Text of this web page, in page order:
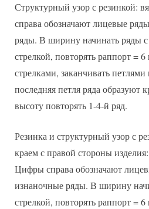
Структурный узор с резинкой:
справа обозначают лицевые
ряды. В ширину начинать ряды с
стрелкой, повторять раппорт =
стрелками, заканчивать
последняя петля ряда
высоту повторять 1-4-й ряд.
Резинка и структурный узор с
краем с правой стороны
Цифры справа обозначают
изнаночные ряды. В ширину
стрелкой, повторять раппорт =